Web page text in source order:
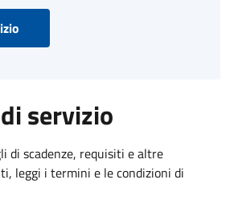
servizio
di scadenze, requisiti e altre
leggi i termini e le condizioni di